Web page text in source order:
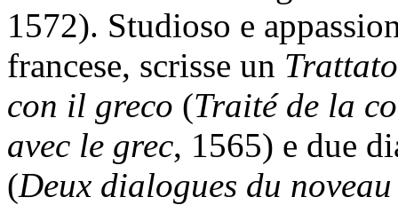
1572). Studioso e
francese, scrisse un
con il greco (Traité de la
avec le grec, 1565) e due
(Deux dialogues du